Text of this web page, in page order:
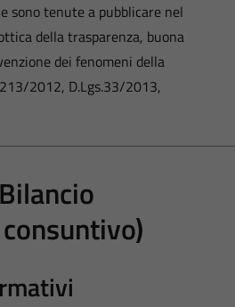
sono tenute a pubblicare nel
della trasparenza, buona
dei fenomeni della
2012, D.Lgs.33/2013,